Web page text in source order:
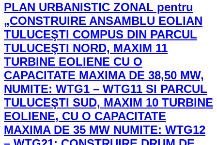
PLAN URBANISTIC ZONAL pentru
„CONSTRUIRE ANSAMBLU EOLIAN
TULUCEŞTI COMPUS DIN PARCUL
TULUCEŞTI NORD, MAXIM 11
TURBINE EOLIENE CU O
CAPACITATE MAXIMA DE 38,50 MW,
NUMITE: WTG1 – WTG11 SI PARCUL
TULUCEŞTI SUD, MAXIM 10 TURBINE
EOLIENE, CU O CAPACITATE
MAXIMA DE 35 MW NUMITE: WTG12